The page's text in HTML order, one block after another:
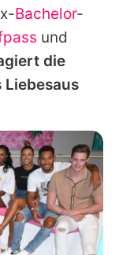
Bachelor-
und
die
Liebesaus